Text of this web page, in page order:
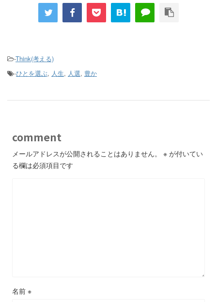
-Think(考える)
-ひとを選ぶ, 人生, 人選, 豊か
comment
メールアドレスが公開されることはありません。 ※ が付いてい
る欄は必須項目です
名前 ※